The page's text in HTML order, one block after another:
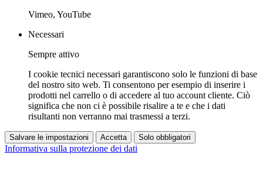
Vimeo, YouTube
Necessari
Sempre attivo
I cookie tecnici necessari garantiscono solo le funzioni di base
del nostro sito web. Ti consentono per esempio di inserire i
prodotti nel carrello o di accedere al tuo account cliente. Ciò
significa che non ci è possibile risalire a te e che i dati
risultanti non verranno mai trasmessi a terzi.
Salvare le impostazioni Accetta Solo obbligatori
Informativa sulla protezione dei dati